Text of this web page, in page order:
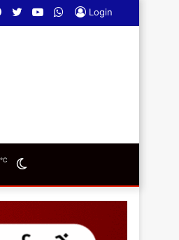
Login
WhatsApp
YouTube
Twitter
Facebook
skin
℃